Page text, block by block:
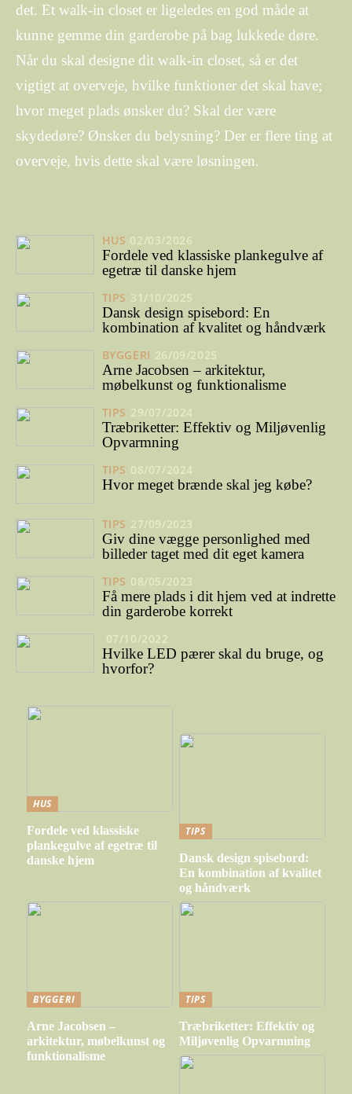
det. Et walk-in closet er ligeledes en god måde at
kunne gemme din garderobe på bag lukkede døre.
Når du skal designe dit walk-in closet, så er det
vigtigt at overveje, hvilke funktioner det skal have;
hvor meget plads ønsker du? Skal der være
skydedøre? Ønsker du belysning? Der er flere ting at
overveje, hvis dette skal være løsningen.
HUS 02/03/2026
Fordele ved klassiske plankegulve af
egetræ til danske hjem
TIPS 31/10/2025
Dansk design spisebord: En
kombination af kvalitet og håndværk
BYGGERI 26/09/2025
Arne Jacobsen – arkitektur,
møbelkunst og funktionalisme
TIPS 29/07/2024
Træbriketter: Effektiv og Miljøvenlig
Opvarmning
TIPS 08/07/2024
Hvor meget brænde skal jeg købe?
TIPS 27/09/2023
Giv dine vægge personlighed med
billeder taget med dit eget kamera
TIPS 08/05/2023
Få mere plads i dit hjem ved at indrette
din garderobe korrekt
07/10/2022
Hvilke LED pærer skal du bruge, og
hvorfor?
HUS
Fordele ved klassiske
plankegulve af egetræ til
danske hjem
TIPS
Dansk design spisebord:
En kombination af kvalitet
og håndværk
BYGGERI
Arne Jacobsen –
arkitektur, møbelkunst og
funktionalisme
TIPS
Træbriketter: Effektiv og
Miljøvenlig Opvarmning